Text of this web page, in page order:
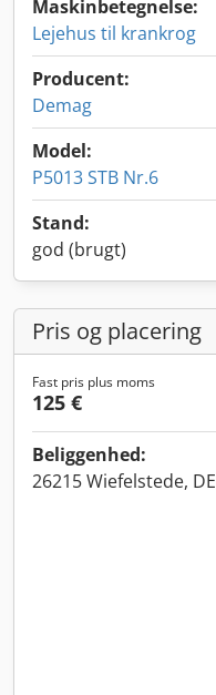
Maskinbetegnelse:
Lejehus til krankrog
Producent:
Demag
Model:
P5013 STB Nr.6
Stand:
god (brugt)
Pris og placering
Fast pris plus moms
125 €
Beliggenhed:
26215 Wiefelstede, DE